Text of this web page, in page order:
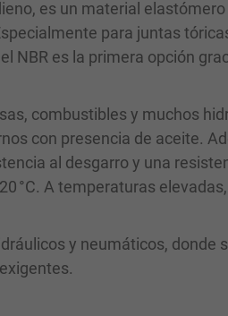
es un material
para juntas
NBR es la primera opción
combustibles y muchos
con presencia de aceite.
al desgarro y una
°C. A temperaturas
y neumáticos, donde